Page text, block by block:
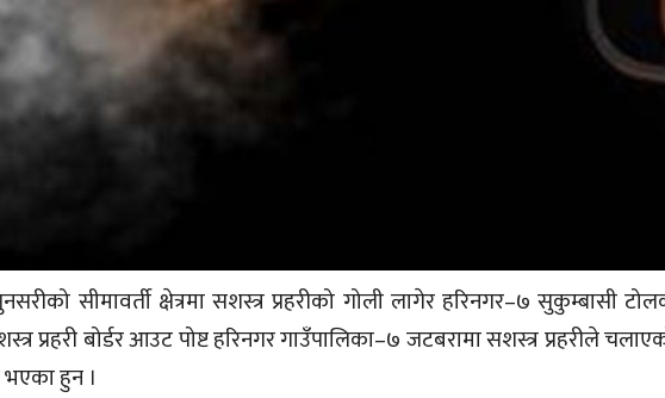
सीमावर्ती क्षेत्रमा सशस्त्र प्रहरीको गोली लागेर हरिनगर–७ सुकुम्बासी
प्रहरी बोर्डर आउट पोष्ट हरिनगर गाउँपालिका–७ जटबरामा सशस्त्र प्रहरीले
भएका हुन ।